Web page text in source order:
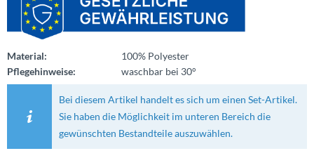
Material:
100% Polyester
Pflegehinweise:
waschbar bei 30°
Bei diesem Artikel handelt es sich um einen Set-Artikel.
Sie haben die Möglichkeit im unteren Bereich die
gewünschten Bestandteile auszuwählen.